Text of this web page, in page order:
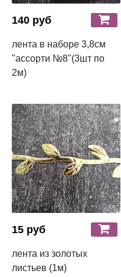
140 руб
лента в наборе 3,8см
"ассорти №8"(3шт по
2м)
15 руб
лента из золотых
листьев (1м)